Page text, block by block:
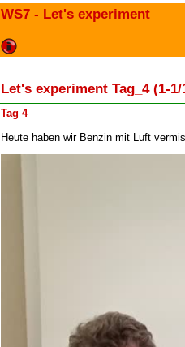
WS7 - Let's experiment
Let's experiment Tag_4 (1-1/
Tag 4
Heute haben wir Benzin mit Luft